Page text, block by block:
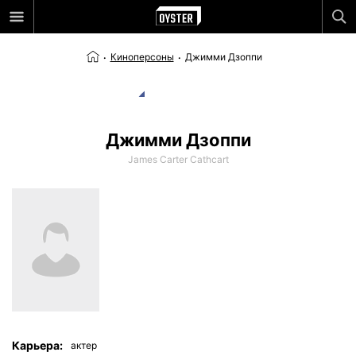
Киноперсоны Джимми Дзоппи
Джимми Дзоппи
James Carter Cathcart
Карьера: актер